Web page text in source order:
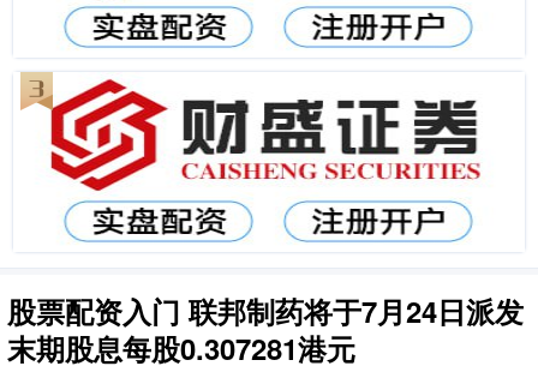
股票配资入门 联邦制药将于7月24日派发
末期股息每股0.307281港元